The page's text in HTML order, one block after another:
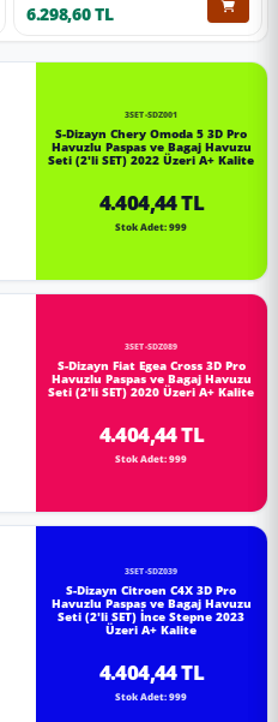
6.298,60 TL
3SET-SDZ001
S-Dizayn Chery Omoda 5 3D Pro
Havuzlu Paspas ve Bagaj Havuzu
Seti (2'li SET) 2022 Üzeri A+ Kalite
4.404,44 TL
Stok Adet: 999
3SET-SDZ089
S-Dizayn Fiat Egea Cross 3D Pro
Havuzlu Paspas ve Bagaj Havuzu
Seti (2'li SET) 2020 Üzeri A+ Kalite
4.404,44 TL
Stok Adet: 999
3SET-SDZ039
S-Dizayn Citroen C4X 3D Pro
Havuzlu Paspas ve Bagaj Havuzu
Seti (2'li SET) İnce Stepne 2023
Üzeri A+ Kalite
4.404,44 TL
Stok Adet: 999